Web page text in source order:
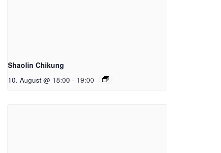
Shaolin Chikung
10. August @ 18:00 - 19:00